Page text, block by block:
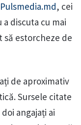
Pulsmedia.md, cei
discuta cu mai
să estorcheze de
de aproximativ
Sursele citate
angajați ai